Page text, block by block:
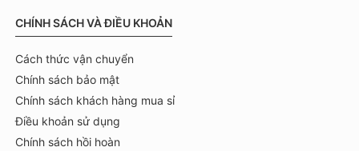
CHÍNH SÁCH VÀ ĐIỀU KHOẢN
Cách thức vận chuyển
Chính sách bảo mật
Chính sách khách hàng mua sỉ
Điều khoản sử dụng
Chính sách hồi hoàn